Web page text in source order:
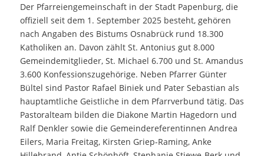
Der Pfarreiengemeinschaft in der Stadt Papenburg, die
offiziell seit dem 1. September 2025 besteht, gehören
nach Angaben des Bistums Osnabrück rund 18.300
Katholiken an. Davon zählt St. Antonius gut 8.000
Gemeindemitglieder, St. Michael 6.700 und St. Amandus
3.600 Konfessionszugehörige. Neben Pfarrer Günter
Bültel sind Pastor Rafael Biniek und Pater Sebastian als
hauptamtliche Geistliche in dem Pfarrverbund tätig. Das
Pastoralteam bilden die Diakone Martin Hagedorn und
Ralf Denkler sowie die Gemeindereferentinnen Andrea
Eilers, Maria Freitag, Kirsten Griep-Raming, Anke